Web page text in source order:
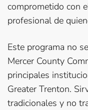
comprometido con
profesional de
Este programa no
Mercer County
principales
Greater Trenton.
tradicionales y no